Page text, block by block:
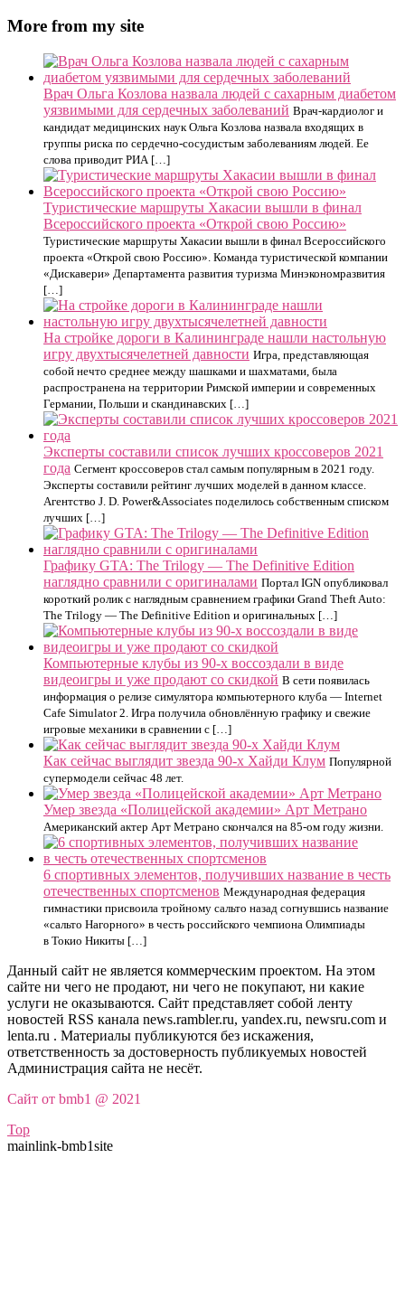
More from my site
Врач Ольга Козлова назвала людей с сахарным диабетом
уязвимыми для сердечных заболеваний Врач-кардиолог и
кандидат медицинских наук Ольга Козлова назвала входящих в
группы риска по сердечно-сосудистым заболеваниям людей. Ее
слова приводит РИА […]
Туристические маршруты Хакасии вышли в финал
Всероссийского проекта «Открой свою Россию»
Туристические маршруты Хакасии вышли в финал Всероссийского
проекта «Открой свою Россию». Команда туристической компании
«Дискавери» Департамента развития туризма Минэкономразвития
[…]
На стройке дороги в Калининграде нашли настольную
игру двухтысячелетней давности Игра, представляющая
собой нечто среднее между шашками и шахматами, была
распространена на территории Римской империи и современных
Германии, Польши и скандинавских […]
Эксперты составили список лучших кроссоверов 2021
года Сегмент кроссоверов стал самым популярным в 2021 году.
Эксперты составили рейтинг лучших моделей в данном классе.
Агентство J. D. Power&Associates поделилось собственным списком
лучших […]
Графику GTA: The Trilogy — The Definitive Edition
наглядно сравнили с оригиналами Портал IGN опубликовал
короткий ролик с наглядным сравнением графики Grand Theft Auto:
The Trilogy — The Definitive Edition и оригинальных […]
Компьютерные клубы из 90-х воссоздали в виде
видеоигры и уже продают со скидкой В сети появилась
информация о релизе симулятора компьютерного клуба — Internet
Cafe Simulator 2. Игра получила обновлённую графику и свежие
игровые механики в сравнении с […]
Как сейчас выглядит звезда 90-х Хайди Клум Популярной
супермодели сейчас 48 лет.
Умер звезда «Полицейской академии» Арт Метрано
Американский актер Арт Метрано скончался на 85-ом году жизни.
6 спортивных элементов, получивших название в честь
отечественных спортсменов Международная федерация
гимнастики присвоила тройному сальто назад согнувшись название
«сальто Нагорного» в честь российского чемпиона Олимпиады
в Токио Никиты […]
Данный сайт не является коммерческим проектом. На этом
сайте ни чего не продают, ни чего не покупают, ни какие
услуги не оказываются. Сайт представляет собой ленту
новостей RSS канала news.rambler.ru, yandex.ru, newsru.com и
lenta.ru . Материалы публикуются без искажения,
ответственность за достоверность публикуемых новостей
Администрация сайта не несёт.
Сайт от bmb1 @ 2021
Top
mainlink-bmb1site